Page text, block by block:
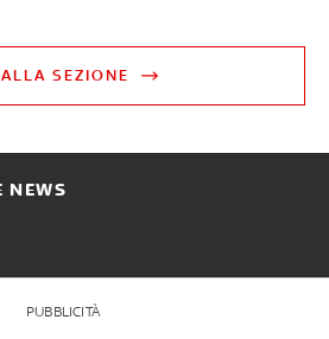
SEZIONE
NEWS
PUBBLICITÀ